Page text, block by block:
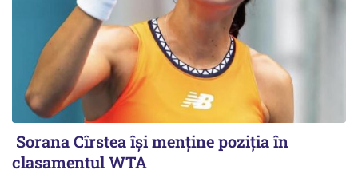
Sorana Cîrstea își menține poziția în
clasamentul WTA